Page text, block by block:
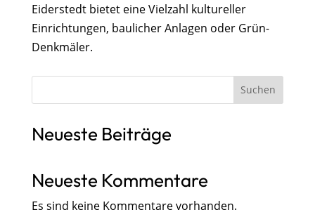
Eiderstedt bietet eine Vielzahl kultureller
Einrichtungen, baulicher Anlagen oder Grün-
Denkmäler.
Suchen
Neueste Beiträge
Neueste Kommentare
Es sind keine Kommentare vorhanden.